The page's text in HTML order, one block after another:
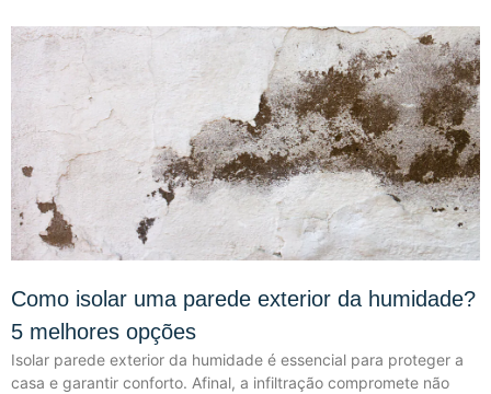
Como isolar uma parede exterior da humidade?
5 melhores opções
Isolar parede exterior da humidade é essencial para proteger a
casa e garantir conforto. Afinal, a infiltração compromete não